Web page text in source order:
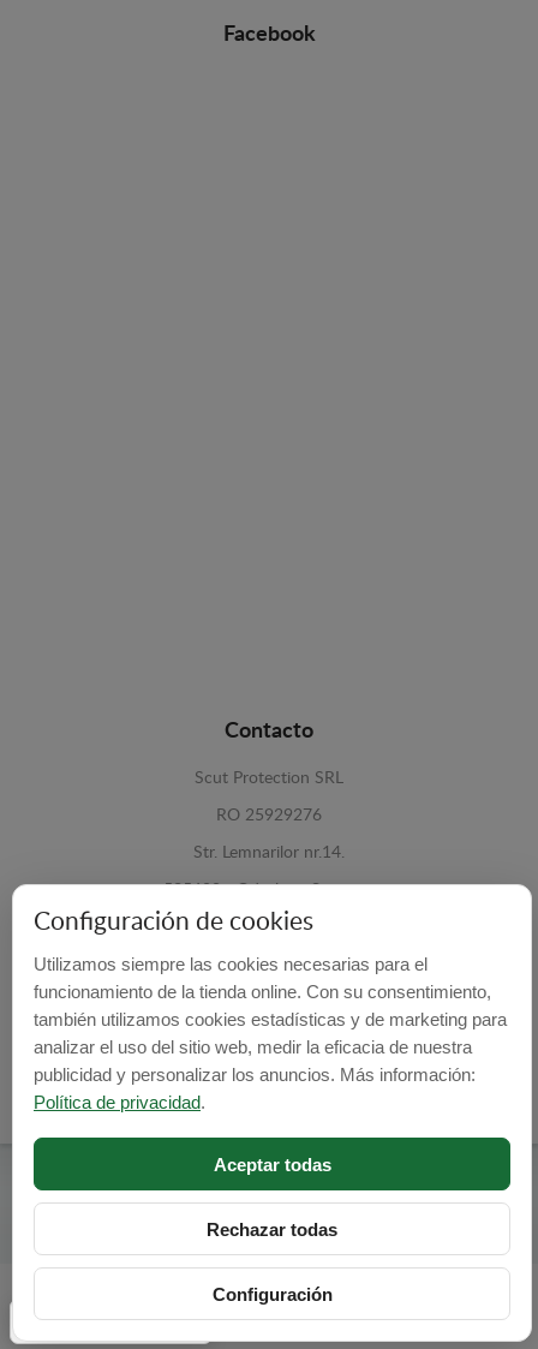
Facebook
Contacto
Scut Protection SRL
RO 25929276
Str. Lemnarilor nr.14.
535600 - Odorheiu Secuiesc
Harghita, Romania
E-mail: info@cubrecarter.com
Site: www.cubrecarter.com
Cubre Carter -© 2026
Configuración de cookies
Utilizamos siempre las cookies necesarias para el
funcionamiento de la tienda online. Con su consentimiento,
también utilizamos cookies estadísticas y de marketing para
analizar el uso del sitio web, medir la eficacia de nuestra
publicidad y personalizar los anuncios. Más información:
Política de privacidad.
Aceptar todas
Rechazar todas
Configuración
Configuración de cookies